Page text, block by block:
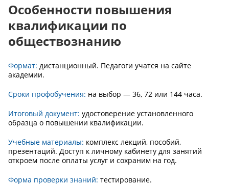
Особенности повышения
квалификации по
обществознанию
Формат: дистанционный. Педагоги учатся на сайте
академии.
Сроки профобучения: на выбор — 36, 72 или 144 часа.
Итоговый документ: удостоверение установленного
образца о повышении квалификации.
Учебные материалы: комплекс лекций, пособий,
презентаций. Доступ к личному кабинету для занятий
откроем после оплаты услуг и сохраним на год.
Форма проверки знаний: тестирование.